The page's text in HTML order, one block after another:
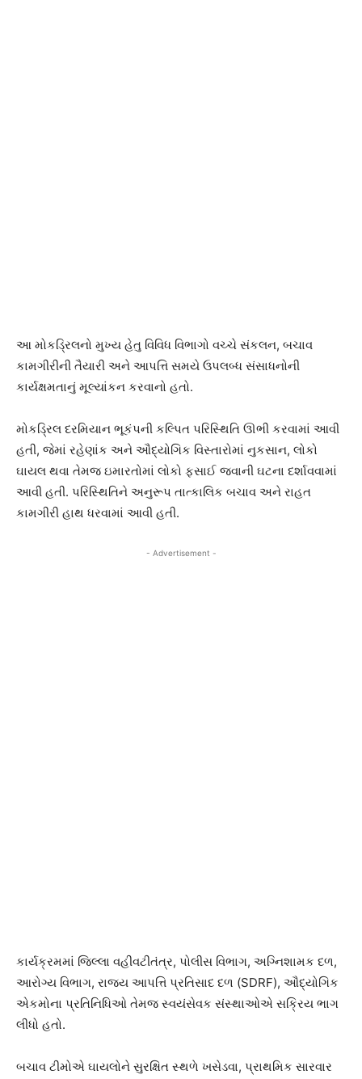
આ મોકડ્રિલનો મુખ્ય હેતુ વિવિધ વિભાગો વચ્ચે સંકલન, બચાવ
કામગીરીની તૈયારી અને આપત્તિ સમયે ઉપલબ્ધ સંસાધનોની
કાર્યક્ષમતાનું મૂલ્યાંકન કરવાનો હતો.
મોકડ્રિલ દરમિયાન ભૂકંપની કલ્પિત પરિસ્થિતિ ઊભી કરવામાં આવી
હતી, જેમાં રહેણાંક અને ઔદ્યોગિક વિસ્તારોમાં નુકસાન, લોકો
ઘાયલ થવા તેમજ ઇમારતોમાં લોકો ફસાઈ જવાની ઘટના દર્શાવવામાં
આવી હતી. પરિસ્થિતિને અનુરૂપ તાત્કાલિક બચાવ અને રાહત
કામગીરી હાથ ધરવામાં આવી હતી.
- Advertisement -
કાર્યક્રમમાં જિલ્લા વહીવટીતંત્ર, પોલીસ વિભાગ, અગ્નિશામક દળ,
આરોગ્ય વિભાગ, રાજ્ય આપત્તિ પ્રતિસાદ દળ (SDRF), ઔદ્યોગિક
એકમોના પ્રતિનિધિઓ તેમજ સ્વયંસેવક સંસ્થાઓએ સક્રિય ભાગ
લીધો હતો.
બચાવ ટીમોએ ઘાયલોને સુરક્ષિત સ્થળે ખસેડવા, પ્રાથમિક સારવાર